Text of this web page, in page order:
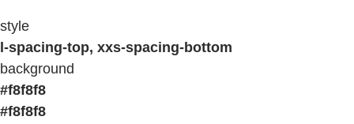
style
l-spacing-top, xxs-spacing-bottom
background
#f8f8f8
#f8f8f8